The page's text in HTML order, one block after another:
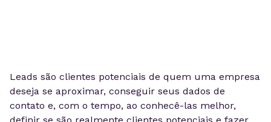
Leads são clientes potenciais de quem uma empresa
deseja se aproximar, conseguir seus dados de
contato e, com o tempo, ao conhecê-las melhor,